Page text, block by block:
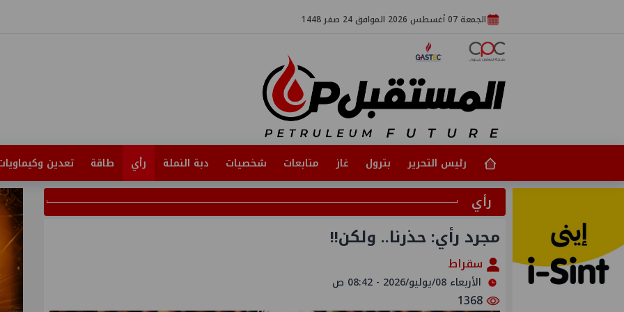
الجمعة 07 أغسطس 2026 الموافق 24 صفر 1448
رئيس التحرير بترول غاز متابعات شخصيات دبة النملة رأي طاقة تعدين
رأي
مجرد رأي: حذرنا.. ولكن!!
سقراط
الأربعاء 08/يوليو/2026 - 08:42 ص